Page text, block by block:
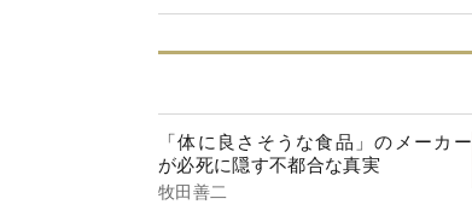
「体に良さそうな食品」のメーカー
が必死に隠す不都合な真実
牧田善二